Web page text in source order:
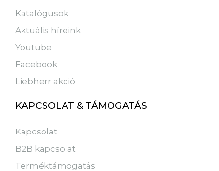
Katalógusok
Aktuális híreink
Youtube
Facebook
Liebherr akció
KAPCSOLAT & TÁMOGATÁS
Kapcsolat
B2B kapcsolat
Terméktámogatás